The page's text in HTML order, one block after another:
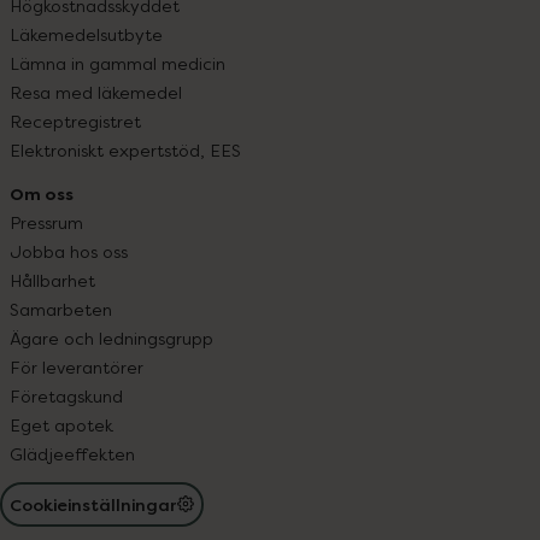
Högkostnadsskyddet
Läkemedelsutbyte
Lämna in gammal medicin
Resa med läkemedel
Receptregistret
Elektroniskt expertstöd, EES
Om oss
Pressrum
Jobba hos oss
Hållbarhet
Samarbeten
Ägare och ledningsgrupp
För leverantörer
Företagskund
Eget apotek
Glädjeeffekten
Cookieinställningar